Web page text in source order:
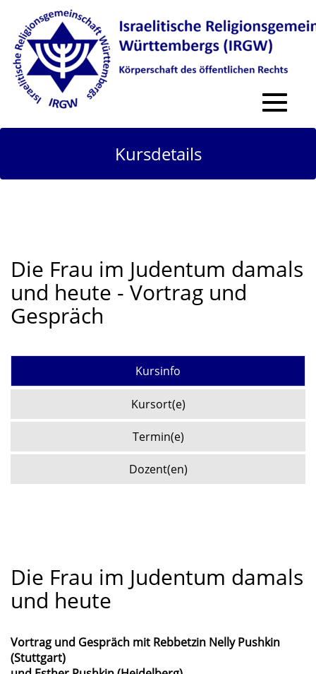
Toggle
Kursdetails
Die Frau im Judentum damals
und heute - Vortrag und
Gespräch
Kursinfo
Kursort(e)
Termin(e)
Dozent(en)
Die Frau im Judentum damals
und heute
Vortrag und Gespräch mit Rebbetzin Nelly Pushkin
(Stuttgart)